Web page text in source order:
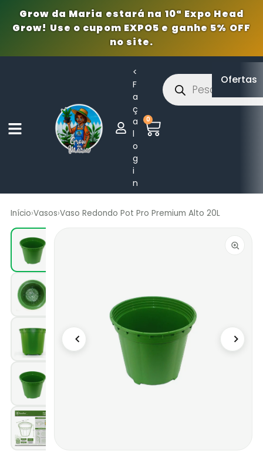
Grow da Maria estará na 10ª Expo Head
Grow! Use o cupom EXPO5 e ganhe 5% OFF
no site.
<
F
a
ç
a
l
o
g
i
n
0
Ofertas
Início›Vasos›Vaso Redondo Pot Pro Premium Alto 20L